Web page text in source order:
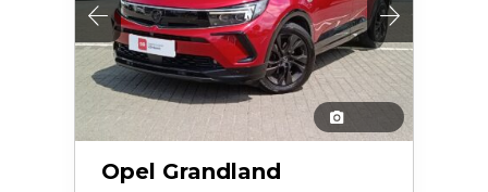
Opel Grandland